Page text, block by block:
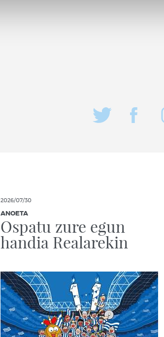
2026/07/30
ANOETA
Ospatu zure egun
handia Realarekin